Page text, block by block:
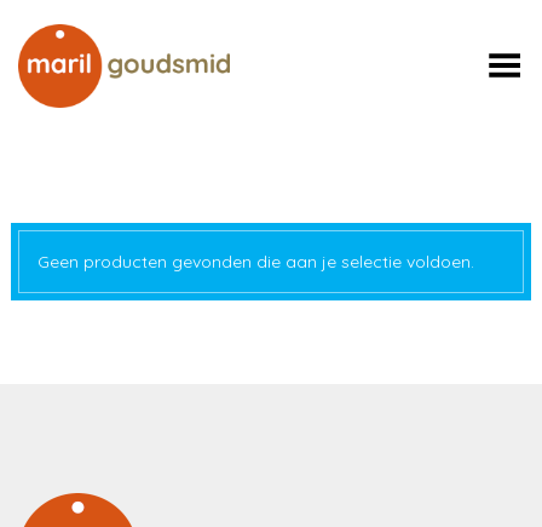
Toggle Menu
Geen producten gevonden die aan je selectie voldoen.